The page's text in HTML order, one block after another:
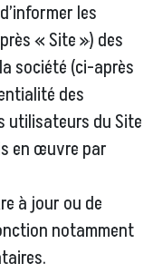
les
« Site ») des
société (ci-après
des
utilisateurs du Site
en œuvre par
à jour ou de
notamment